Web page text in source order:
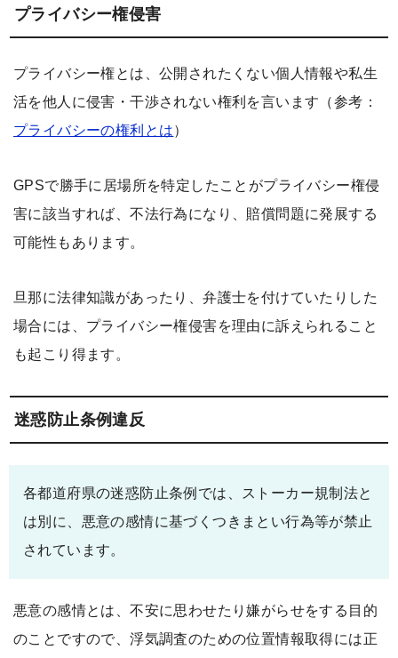
プライバシー権侵害
プライバシー権とは、公開されたくない個人情報や私生
活を他人に侵害・干渉されない権利を言います（参考：
プライバシーの権利とは）
GPSで勝手に居場所を特定したことがプライバシー権侵
害に該当すれば、不法行為になり、賠償問題に発展する
可能性もあります。
旦那に法律知識があったり、弁護士を付けていたりした
場合には、プライバシー権侵害を理由に訴えられること
も起こり得ます。
迷惑防止条例違反
各都道府県の迷惑防止条例では、ストーカー規制法と
は別に、悪意の感情に基づくつきまとい行為等が禁止
されています。
悪意の感情とは、不安に思わせたり嫌がらせをする目的
のことですので、浮気調査のための位置情報取得には正